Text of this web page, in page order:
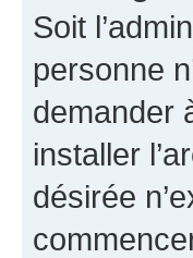
Soit
personne
demander
installer
désirée